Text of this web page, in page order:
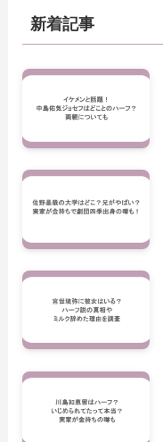
新着記事